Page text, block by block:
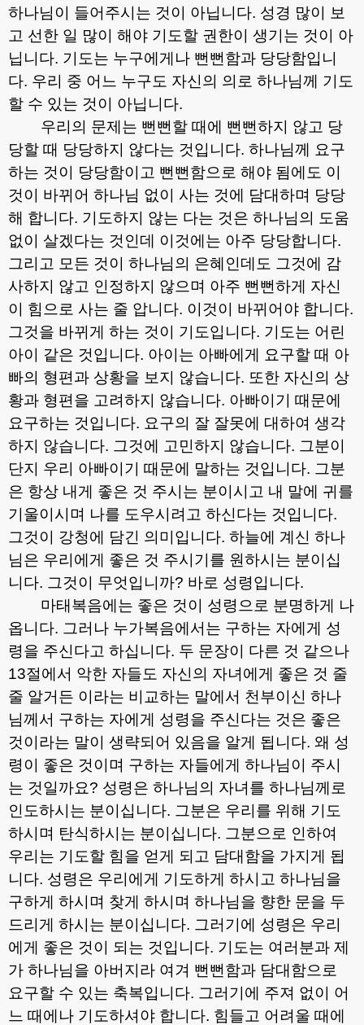
하나님이 들어주시는 것이 아닙니다. 성경 많이 보
고 선한 일 많이 해야 기도할 권한이 생기는 것이 아
닙니다. 기도는 누구에게나 뻔뻔함과 당당함입니
다. 우리 중 어느 누구도 자신의 의로 하나님께 기도
할 수 있는 것이 아닙니다.
우리의 문제는 뻔뻔할 때에 뻔뻔하지 않고 당
당할 때 당당하지 않다는 것입니다. 하나님께 요구
하는 것이 당당함이고 뻔뻔함으로 해야 됨에도 이
것이 바뀌어 하나님 없이 사는 것에 담대하며 당당
해 합니다. 기도하지 않는 다는 것은 하나님의 도움
없이 살겠다는 것인데 이것에는 아주 당당합니다.
그리고 모든 것이 하나님의 은혜인데도 그것에 감
사하지 않고 인정하지 않으며 아주 뻔뻔하게 자신
이 힘으로 사는 줄 압니다. 이것이 바뀌어야 합니다.
그것을 바뀌게 하는 것이 기도입니다. 기도는 어린
아이 같은 것입니다. 아이는 아빠에게 요구할 때 아
빠의 형편과 상황을 보지 않습니다. 또한 자신의 상
황과 형편을 고려하지 않습니다. 아빠이기 때문에
요구하는 것입니다. 요구의 잘 잘못에 대하여 생각
하지 않습니다. 그것에 고민하지 않습니다. 그분이
단지 우리 아빠이기 때문에 말하는 것입니다. 그분
은 항상 내게 좋은 것 주시는 분이시고 내 말에 귀를
기울이시며 나를 도우시려고 하신다는 것입니다.
그것이 강청에 담긴 의미입니다. 하늘에 계신 하나
님은 우리에게 좋은 것 주시기를 원하시는 분이십
니다. 그것이 무엇입니까? 바로 성령입니다.
마태복음에는 좋은 것이 성령으로 분명하게 나
옵니다. 그러나 누가복음에서는 구하는 자에게 성
령을 주신다고 하십니다. 두 문장이 다른 것 같으나
13절에서 악한 자들도 자신의 자녀에게 좋은 것 줄
줄 알거든 이라는 비교하는 말에서 천부이신 하나
님께서 구하는 자에게 성령을 주신다는 것은 좋은
것이라는 말이 생략되어 있음을 알게 됩니다. 왜 성
령이 좋은 것이며 구하는 자들에게 하나님이 주시
는 것일까요? 성령은 하나님의 자녀를 하나님께로
인도하시는 분이십니다. 그분은 우리를 위해 기도
하시며 탄식하시는 분이십니다. 그분으로 인하여
우리는 기도할 힘을 얻게 되고 담대함을 가지게 됩
니다. 성령은 우리에게 기도하게 하시고 하나님을
구하게 하시며 찾게 하시며 하나님을 향한 문을 두
드리게 하시는 분이십니다. 그러기에 성령은 우리
에게 좋은 것이 되는 것입니다. 기도는 여러분과 제
가 하나님을 아버지라 여겨 뻔뻔함과 담대함으로
요구할 수 있는 축복입니다. 그러기에 주져 없이 어
느 때에나 기도하셔야 합니다. 힘들고 어려울 때에